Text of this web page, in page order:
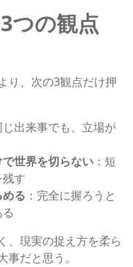
つの観点
り、次の3観点だけ押
じ出来事でも、立場が
で世界を切らない ：短
す
る ：完全に握ろうと
、現実の捉え方を柔ら
だと思う。